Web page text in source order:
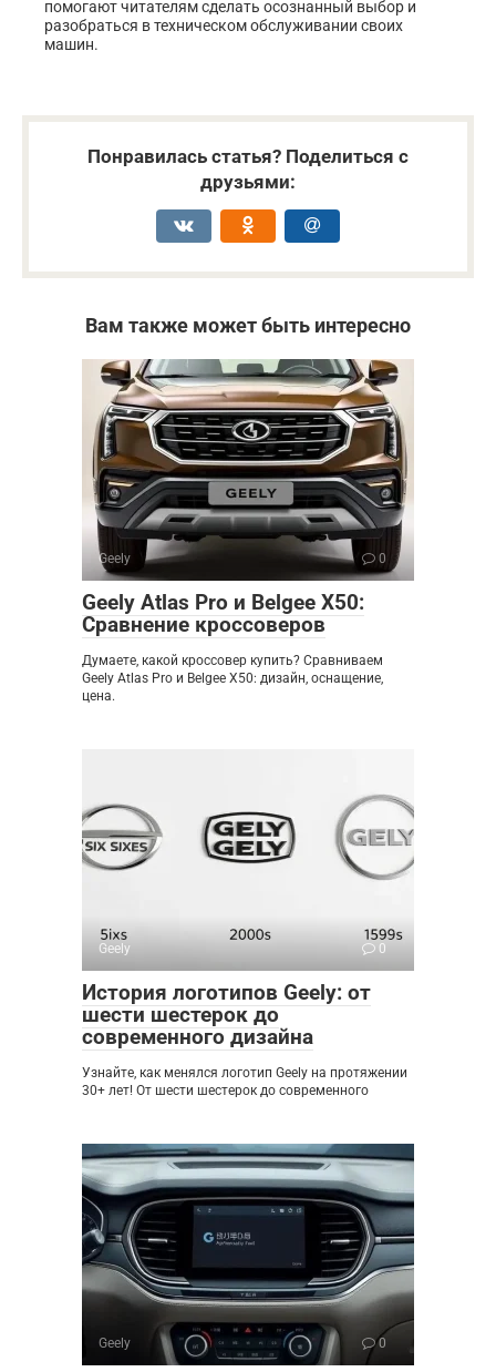
помогают читателям сделать осознанный выбор и
разобраться в техническом обслуживании своих
машин.
Понравилась статья? Поделиться с
друзьями:
Вам также может быть интересно
Geely 0
Geely Atlas Pro и Belgee X50:
Сравнение кроссоверов
Думаете, какой кроссовер купить? Сравниваем
Geely Atlas Pro и Belgee X50: дизайн, оснащение,
цена.
Geely 0
История логотипов Geely: от
шести шестерок до
современного дизайна
Узнайте, как менялся логотип Geely на протяжении
30+ лет! От шести шестерок до современного
Geely 0